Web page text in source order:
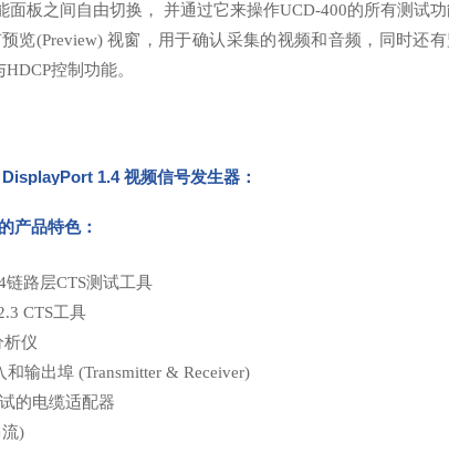
面板之间自由切换， 并通过它来操作UCD-400的所有测试功
预览(Preview) 视窗，用于确认采集的视频和音频，同时还
控制功能。
DisplayPort 1.4 视频信号发生器：
产品特色：
链路层CTS测试工具
CTS工具
析仪
和输出埠 (Transmitter & Receiver)
的电缆适配器
)